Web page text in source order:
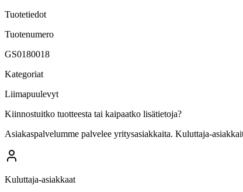
Tuotetiedot
Tuotenumero
GS0180018
Kategoriat
Liimapuulevyt
Kiinnostuitko tuotteesta tai kaipaatko lisätietoja?
Asiakaspalvelumme palvelee yritysasiakkaita. Kuluttaja-
Kuluttaja-asiakkaat